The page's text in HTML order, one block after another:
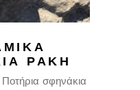
ΡΑΚΉ
Ποτήρια σφηνάκια